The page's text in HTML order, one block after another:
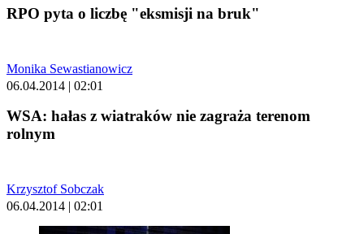
RPO pyta o liczbę "eksmisji na bruk"
Monika Sewastianowicz
06.04.2014 | 02:01
WSA: hałas z wiatraków nie zagraża terenom
rolnym
Krzysztof Sobczak
06.04.2014 | 02:01